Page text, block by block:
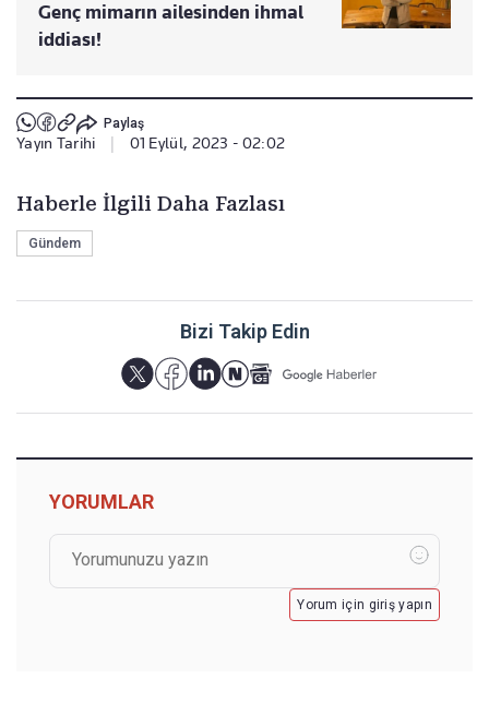
Genç mimarın ailesinden ihmal
iddiası!
Paylaş
Yayın Tarihi 01 Eylül, 2023 - 02:02
Haberle İlgili Daha Fazlası
Gündem
Bizi Takip Edin
YORUMLAR
Yorum için giriş yapın